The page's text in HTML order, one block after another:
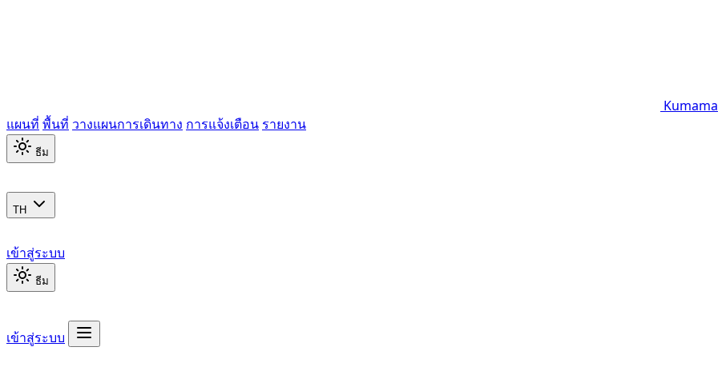
แผนที่ พื้นที่ วางแผนการเดินทาง การแจ้งเตือน รายงาน
ธีม
TH
เข้าสู่ระบบ
ธีม
เข้าสู่ระบบ